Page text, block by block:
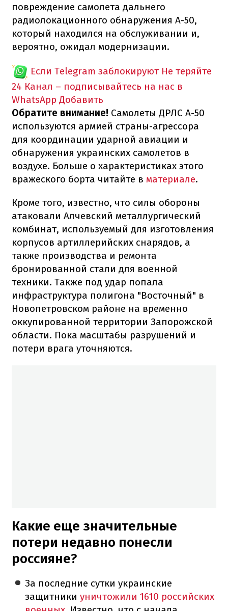
повреждение самолета дальнего
радиолокационного обнаружения А-50,
который находился на обслуживании и,
вероятно, ожидал модернизации.
Если Telegram заблокируют Не теряйте
24 Канал – подписывайтесь на нас в
WhatsApp Добавить
Обратите внимание! Самолеты ДРЛС А-50
используются армией страны-агрессора
для координации ударной авиации и
обнаружения украинских самолетов в
воздухе. Больше о характеристиках этого
вражеского борта читайте в материале.
Кроме того, известно, что силы обороны
атаковали Алчевский металлургический
комбинат, используемый для изготовления
корпусов артиллерийских снарядов, а
также производства и ремонта
бронированной стали для военной
техники. Также под удар попала
инфраструктура полигона "Восточный" в
Новопетровском районе на временно
оккупированной территории Запорожской
области. Пока масштабы разрушений и
потери врага уточняются.
Какие еще значительные
потери недавно понесли
россияне?
За последние сутки украинские
защитники уничтожили 1610 российских